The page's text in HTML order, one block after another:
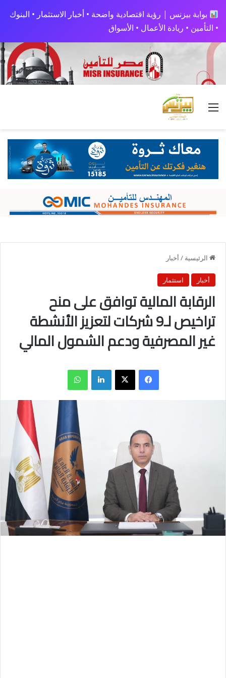
بوابة بيزنس | رؤية اقتصادية واضحة • أخبار الاستثمار • البنوك
• التأمين • ريادة الأعمال • الأسواق
القائمة
الرئيسية / أخبار
أخبار استثمار
الرقابة المالية توافق على منح
تراخيص لـ9 شركات لتعزيز الأنشطة
غير المصرفية ودعم الشمول المالي
فيسبوك X لينكدإن